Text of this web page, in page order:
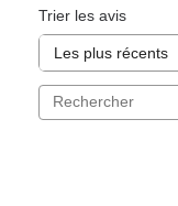
Trier les avis